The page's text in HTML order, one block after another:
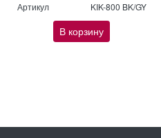
Артикул
KIK-800 BK/GY
В корзину